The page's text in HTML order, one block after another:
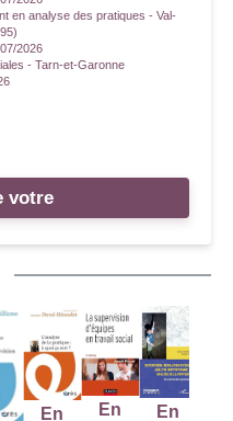
en analyse des pratiques - Val-
2026
- Tarn-et-Garonne
votre
En
En
En